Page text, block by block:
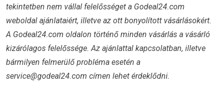
tekintetben nem vállal felelősséget a Godeal24.com
weboldal ajánlataiért, illetve az ott bonyolított vásárlásokért.
A Godeal24.com oldalon történő minden vásárlás a vásárló
kizárólagos felelőssége. Az ajánlattal kapcsolatban, illetve
bármilyen felmerülő probléma esetén a
service@godeal24.com címen lehet érdeklődni.